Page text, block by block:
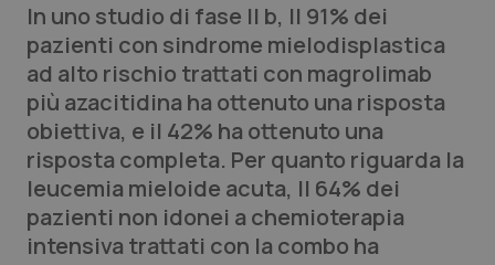
Studi e Analisi
Lettere al direttore
Edizioni Regionali
QS Pro
In uno studio di fase II b, Il 91% dei
pazienti con sindrome mielodisplastica
ad alto rischio trattati con magrolimab
più azacitidina ha ottenuto una risposta
obiettiva, e il 42% ha ottenuto una
risposta completa. Per quanto riguarda la
leucemia mieloide acuta, Il 64% dei
pazienti non idonei a chemioterapia
intensiva trattati con la combo ha